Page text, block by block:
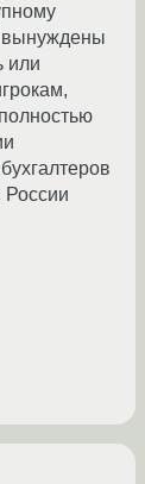
вынуждены
или
России